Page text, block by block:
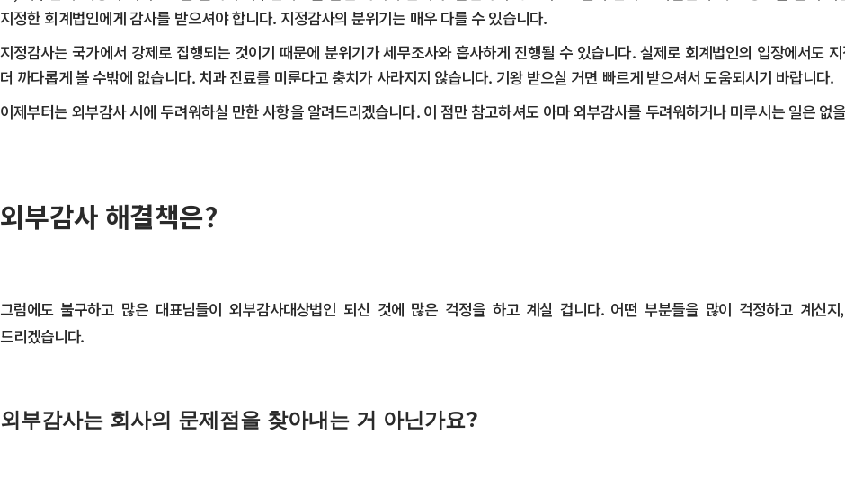
지정한 회계법인에게 감사를 받으셔야 합니다. 지정감사의 분위기는 매우 다를 수 있습니다.
지정감사는 국가에서 강제로 집행되는 것이기 때문에 분위기가 세무조사와 흡사하게 진행될 수 있습니다. 실제로 회계법인의 입장에서도
더 까다롭게 볼 수밖에 없습니다. 치과 진료를 미룬다고 충치가 사라지지 않습니다. 기왕 받으실 거면 빠르게 받으셔서 도움되시기 바랍니다.
이제부터는 외부감사 시에 두려워하실 만한 사항을 알려드리겠습니다. 이 점만 참고하셔도 아마 외부감사를 두려워하거나 미루시는 일은 없
외부감사 해결책은?
그럼에도 불구하고 많은 대표님들이 외부감사대상법인 되신 것에 많은 걱정을 하고 계실 겁니다. 어떤 부분들을 많이 걱정하고 계신
드리겠습니다.
외부감사는 회사의 문제점을 찾아내는 거 아닌가요?